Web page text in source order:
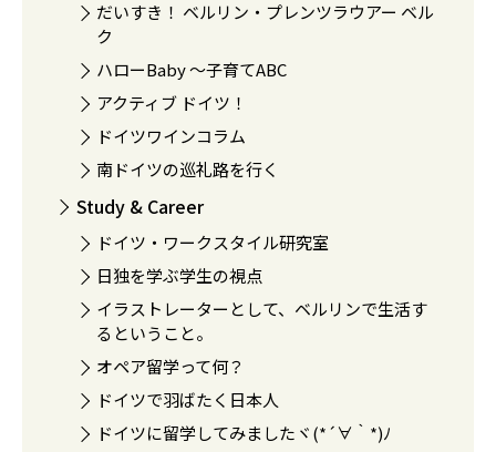
だいすき！ ベルリン・プレンツラウアー ベル
ク
ハローBaby 〜子育てABC
アクティブ ドイツ！
ドイツワインコラム
南ドイツの巡礼路を行く
Study & Career
ドイツ・ワークスタイル研究室
日独を学ぶ学生の視点
イラストレーターとして、ベルリンで生活す
るということ。
オペア留学って何？
ドイツで羽ばたく日本人
ドイツに留学してみましたヾ(*´∀｀*)ﾉ